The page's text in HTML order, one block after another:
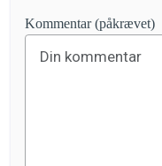
Kommentar (påkrævet)